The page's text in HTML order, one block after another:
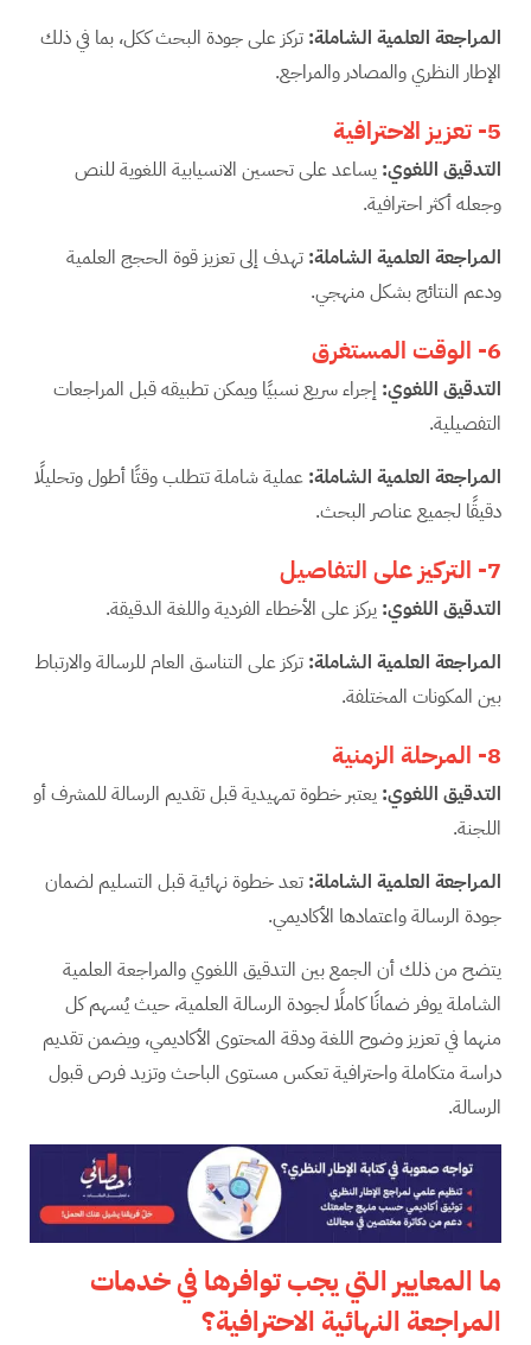
المراجعة العلمية الشاملة: تركز على جودة البحث ككل، بما في ذلك
الإطار النظري والمصادر والمراجع.
5- تعزيز الاحترافية
التدقيق اللغوي: يساعد على تحسين الانسيابية اللغوية للنص
وجعله أكثر احترافية.
المراجعة العلمية الشاملة: تهدف إلى تعزيز قوة الحجج العلمية
ودعم النتائج بشكل منهجي.
6- الوقت المستغرق
التدقيق اللغوي: إجراء سريع نسبيًا ويمكن تطبيقه قبل المراجعات
التفصيلية.
المراجعة العلمية الشاملة: عملية شاملة تتطلب وقتًا أطول وتحليلًا
دقيقًا لجميع عناصر البحث.
7- التركيز على التفاصيل
التدقيق اللغوي: يركز على الأخطاء الفردية واللغة الدقيقة.
المراجعة العلمية الشاملة: تركز على التناسق العام للرسالة والارتباط
بين المكونات المختلفة.
8- المرحلة الزمنية
التدقيق اللغوي: يعتبر خطوة تمهيدية قبل تقديم الرسالة للمشرف أو
اللجنة.
المراجعة العلمية الشاملة: تعد خطوة نهائية قبل التسليم لضمان
جودة الرسالة واعتمادها الأكاديمي.
يتضح من ذلك أن الجمع بين التدقيق اللغوي والمراجعة العلمية
الشاملة يوفر ضمانًا كاملًا لجودة الرسالة العلمية، حيث يُسهم كل
منهما في تعزيز وضوح اللغة ودقة المحتوى الأكاديمي، ويضمن تقديم
دراسة متكاملة واحترافية تعكس مستوى الباحث وتزيد فرص قبول
الرسالة.
ما المعايير التي يجب توافرها في خدمات
المراجعة النهائية الاحترافية؟